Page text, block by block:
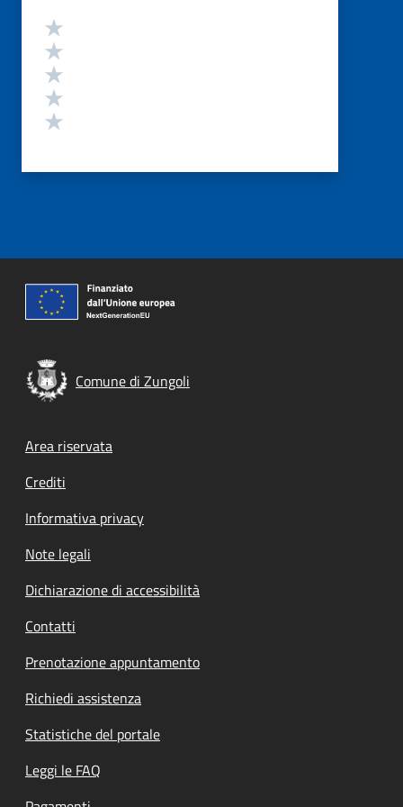
Valutazione
Comune di Zungoli
Footer menu
Area riservata
Crediti
Informativa privacy
Note legali
Dichiarazione di accessibilità
Contatti
Prenotazione appuntamento
Richiedi assistenza
Statistiche del portale
Leggi le FAQ